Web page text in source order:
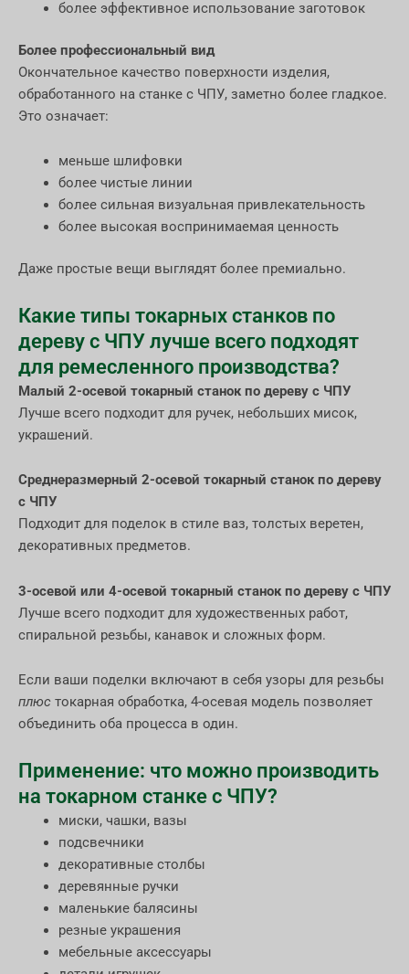
более эффективное использование заготовок
Более профессиональный вид
Окончательное качество поверхности изделия,
обработанного на станке с ЧПУ, заметно более гладкое.
Это означает:
меньше шлифовки
более чистые линии
более сильная визуальная привлекательность
более высокая воспринимаемая ценность
Даже простые вещи выглядят более премиально.
Какие типы токарных станков по
дереву с ЧПУ лучше всего подходят
для ремесленного производства?
Малый 2-осевой токарный станок по дереву с ЧПУ
Лучше всего подходит для ручек, небольших мисок,
украшений.
Среднеразмерный 2-осевой токарный станок по дереву
с ЧПУ
Подходит для поделок в стиле ваз, толстых веретен,
декоративных предметов.
3-осевой или 4-осевой токарный станок по дереву с ЧПУ
Лучше всего подходит для художественных работ,
спиральной резьбы, канавок и сложных форм.
Если ваши поделки включают в себя узоры для резьбы
плюс токарная обработка, 4-осевая модель позволяет
объединить оба процесса в один.
Применение: что можно производить
на токарном станке с ЧПУ?
миски, чашки, вазы
подсвечники
декоративные столбы
деревянные ручки
маленькие балясины
резные украшения
мебельные аксессуары